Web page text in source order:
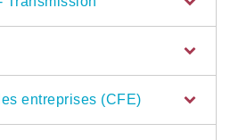
entreprises (CFE)